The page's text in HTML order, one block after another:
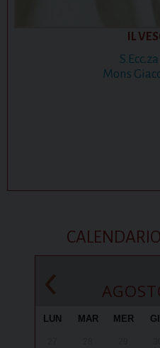
IL
Mons
‹
LUN MAR MER